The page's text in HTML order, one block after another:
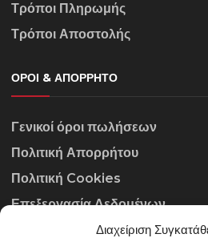
Διαχείριση
Τρόποι Πληρωμής
Τρόποι Αποστολής
ΌΡΟΙ & ΑΠΌΡΡΗΤΟ
Γενικοί όροι πωλήσεων
Πολιτική Απορρήτου
Πολιτική Cookies
Επεξεργασία Δεδομένων